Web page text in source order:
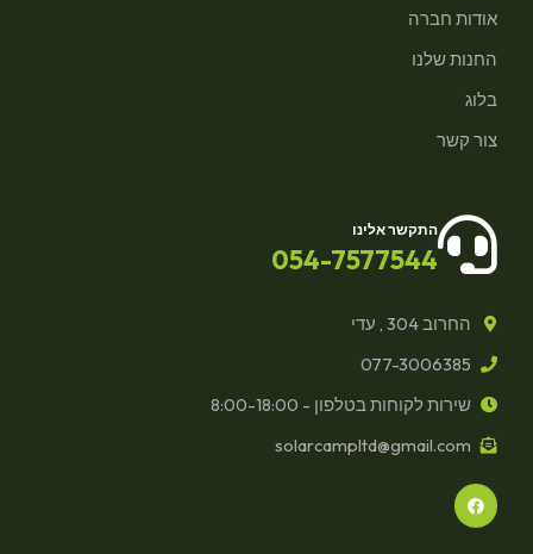
אודות חברה
החנות שלנו
בלוג
צור קשר
התקשר אלינו
054-7577544
החרוב 304 , עדי
077-3006385
שירות לקוחות בטלפון - 8:00-18:00
solarcampltd@gmail.com
F
a
c